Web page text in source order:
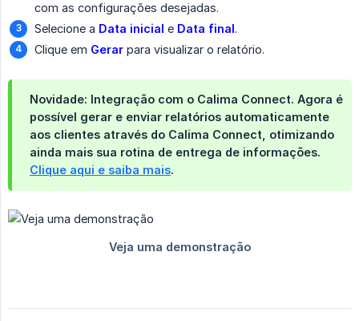
com as configurações desejadas.
Selecione a Data inicial e Data final.
Clique em Gerar para visualizar o relatório.
Novidade: Integração com o Calima Connect. Agora é
possível gerar e enviar relatórios automaticamente
aos clientes através do Calima Connect , otimizando
ainda mais sua rotina de entrega de informações.
Clique aqui e saiba mais.